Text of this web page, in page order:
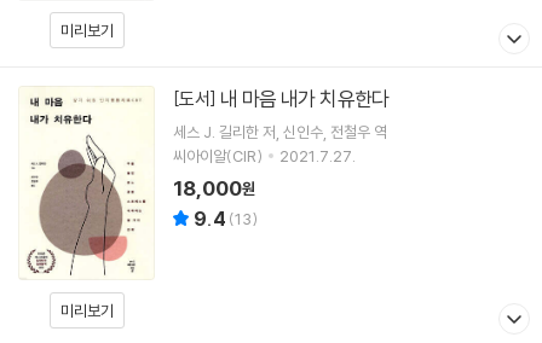
미리보기
미리보기
[도서] 내 마음 내가 치유한다
세스 J. 길리한저 신인수 전철우 역
씨아이알(CIR)
2021.7.27.
18,000원
9.4 (13)